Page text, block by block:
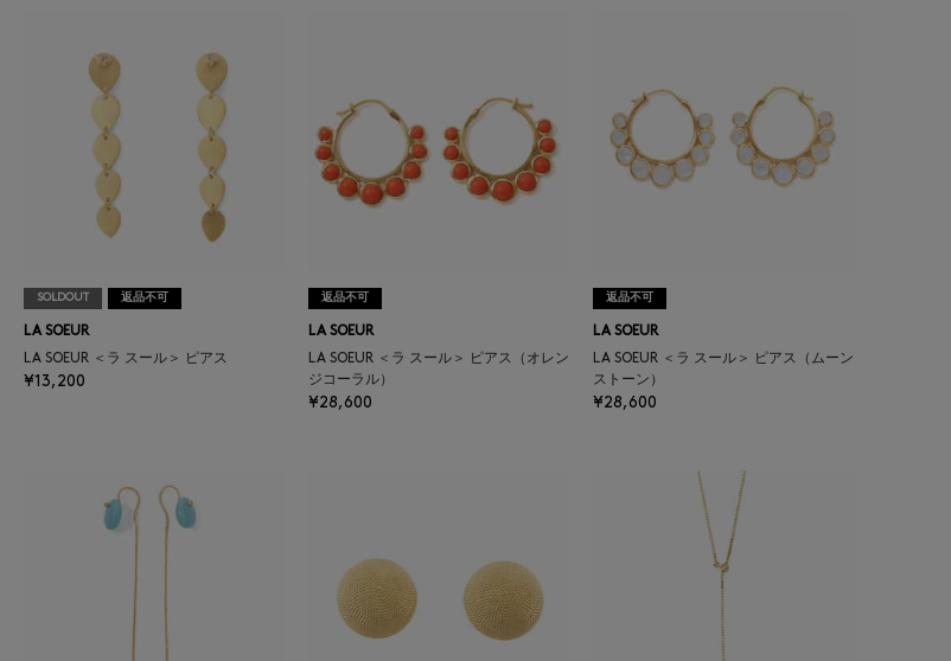
SOLDOUT 返品不可
LA SOEUR
LA SOEUR ＜ラ スール＞ ピアス
¥13,200
返品不可
LA SOEUR
LA SOEUR ＜ラ スール＞ ピアス（オレン
ジコーラル）
¥28,600
返品不可
LA SOEUR
LA SOEUR ＜ラ スール＞ ピアス（ムーン
ストーン）
¥28,600